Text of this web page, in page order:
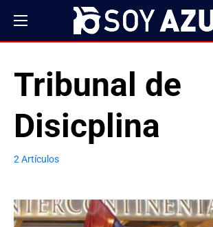
Tribunal de
Disicplina
2 Artículos